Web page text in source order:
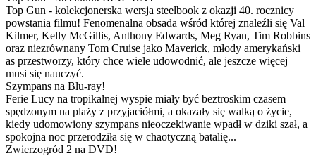
Top Gun - kolekcjonerska wersja steelbook z okazji 40. rocznicy
powstania filmu! Fenomenalna obsada wśród której znaleźli się Val
Kilmer, Kelly McGillis, Anthony Edwards, Meg Ryan, Tim Robbins
oraz niezrównany Tom Cruise jako Maverick, młody amerykański
as przestworzy, który chce wiele udowodnić, ale jeszcze więcej
musi się nauczyć.
Szympans na Blu-ray!
Ferie Lucy na tropikalnej wyspie miały być beztroskim czasem
spędzonym na plaży z przyjaciółmi, a okazały się walką o życie,
kiedy udomowiony szympans nieoczekiwanie wpadł w dziki szał, a
spokojna noc przerodziła się w chaotyczną batalię...
Zwierzogród 2 na DVD!